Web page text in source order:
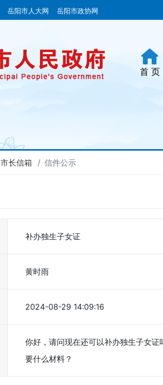
岳阳市人大网 岳阳市政协网
首 页
市长信箱 信件公示
补办独生子女证
黄时雨
2024-08-29 14:09:16
你好，请问现在还可以补办独生子女
要什么材料？